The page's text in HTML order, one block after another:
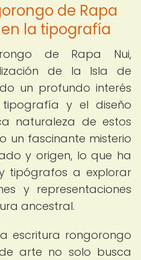
de Rapa
la tipografía
de Rapa Nui,
de la Isla de
un profundo interés
y el diseño
naturaleza de estos
un fascinante misterio
y origen, lo que ha
tipógrafos a explorar
y representaciones
ancestral.
escritura rongorongo
arte no solo busca